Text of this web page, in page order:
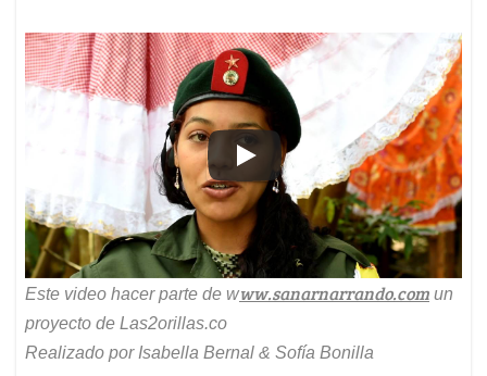
Este video hacer parte de www.sanarnarrando.com un
proyecto de Las2orillas.co
Realizado por Isabella Bernal & Sofía Bonilla